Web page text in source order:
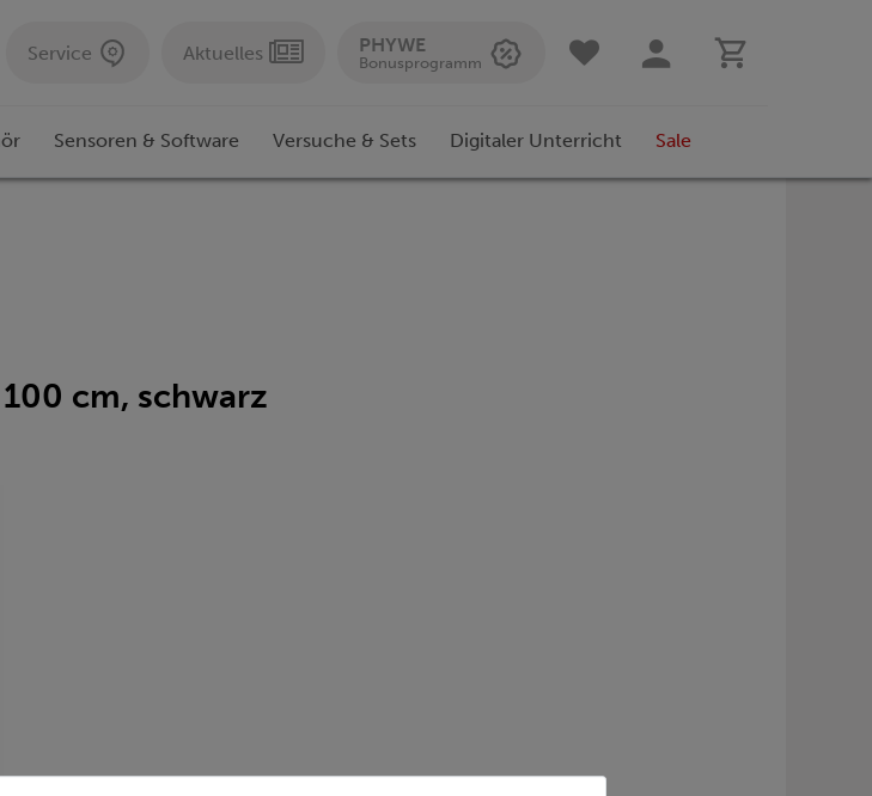
Service Aktuelles PHYWE
Bonusprogramm
Sensoren & Software Versuche & Sets Digitaler Unterricht Sale
cm, schwarz